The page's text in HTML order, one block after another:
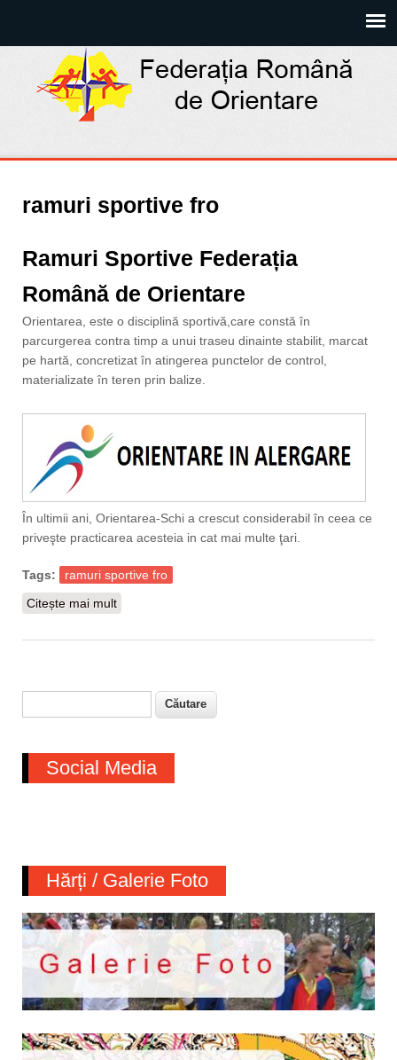
ramuri sportive fro
Ramuri Sportive Federația
Română de Orientare
Orientarea, este o disciplină sportivă,care constă în
parcurgerea contra timp a unui traseu dinainte stabilit, marcat
pe hartă, concretizat în atingerea punctelor de control,
materializate în teren prin balize.
În ultimii ani, Orientarea-Schi a crescut considerabil în ceea ce
priveşte practicarea acesteia in cat mai multe ţari.
Tags:
ramuri sportive fro
Citește mai mult
Formular de căutare
Social Media
Hărți / Galerie Foto